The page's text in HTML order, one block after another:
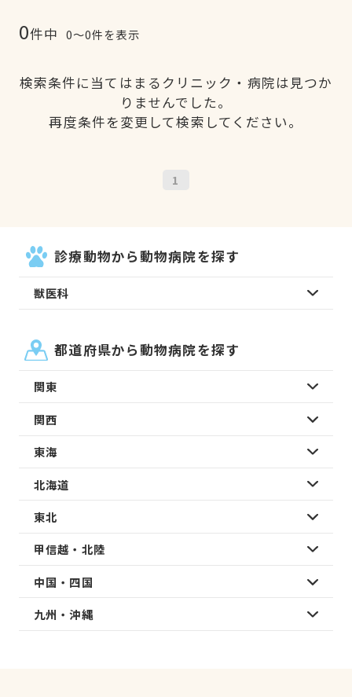
0件中 0〜0件を表示
検索条件に当てはまるクリニック・病院は見つか
りませんでした。
再度条件を変更して検索してください。
1
診療動物から動物病院を探す
獣医科
都道府県から動物病院を探す
関東
関西
東海
北海道
東北
甲信越・北陸
中国・四国
九州・沖縄